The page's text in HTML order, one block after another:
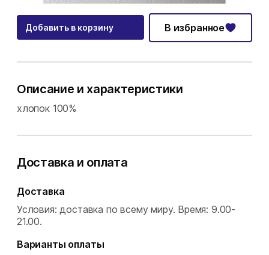
Добавить в корзину В избранное
Описание и характеристики
хлопок 100%
Доставка и оплата
Доставка
Условия: доставка по всему миру. Время: 9.00-
21.00.
Варианты оплаты